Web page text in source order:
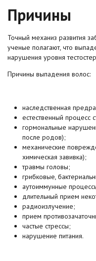
Причины
Точный механиз развития
ученые полагают, что
нарушения уровня
Причины выпадения волос:
наследственная
естественный процесс
гормональные
после родов);
механические
химическая завивка);
травмы головы;
грибковые,
аутоиммунные
длительный прием
радиоизлучение;
прием
частые стрессы;
нарушение питания.